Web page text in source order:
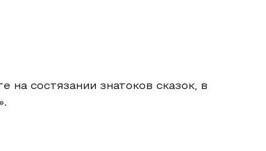
состязании знатоков сказок, в